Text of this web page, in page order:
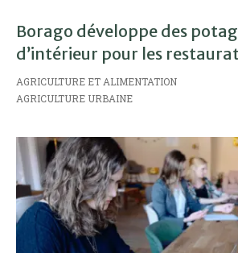
Borago développe des
d’intérieur pour les
AGRICULTURE ET ALIMENTATION
AGRICULTURE URBAINE